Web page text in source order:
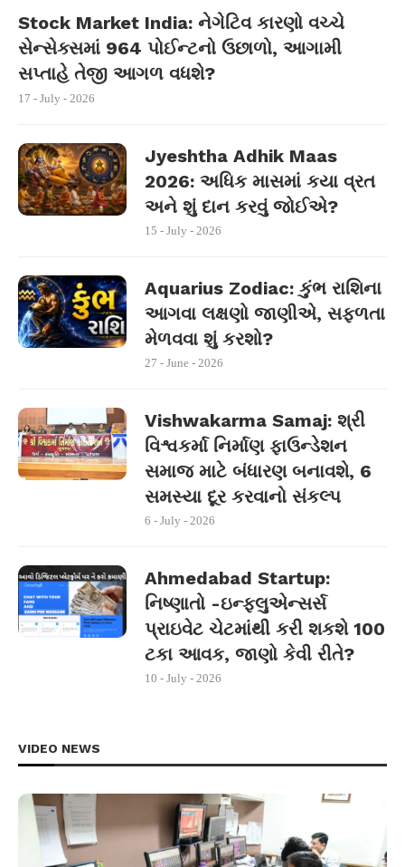
Stock Market India: નેગેટિવ કારણો વચ્ચે
સેન્સેક્સમાં 964 પોઈન્ટનો ઉછાળો, આગામી
સપ્તાહે તેજી આગળ વધશે?
17 - July - 2026
Jyeshtha Adhik Maas
2026: અધિક માસમાં કયા વ્રત
અને શું દાન કરવું જોઈએ?
15 - July - 2026
Aquarius Zodiac: કુંભ રાશિના
આગવા લક્ષણો જાણીએ, સફળતા
મેળવવા શું કરશો?
27 - June - 2026
Vishwakarma Samaj: શ્રી
વિશ્વકર્મા નિર્માણ ફાઉન્ડેશન
સમાજ માટે બંધારણ બનાવશે, 6
સમસ્યા દૂર કરવાનો સંકલ્પ
6 - July - 2026
Ahmedabad Startup:
નિષ્ણાતો -ઇન્ફ્લુએન્સર્સ
પ્રાઇવેટ ચેટમાંથી કરી શકશે 100
ટકા આવક, જાણો કેવી રીતે?
10 - July - 2026
VIDEO NEWS